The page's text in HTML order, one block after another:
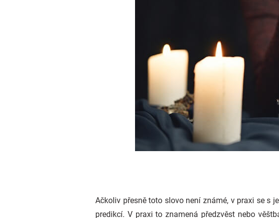
Ačkoliv přesně toto slovo není známé, v praxi se s
predikcí. V praxi to znamená předzvěst nebo